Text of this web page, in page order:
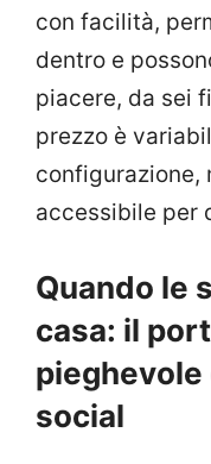
con facilità,
dentro e
piacere, da sei
prezzo è
configurazione,
accessibile per
Quando le
casa: il
pieghevole
social